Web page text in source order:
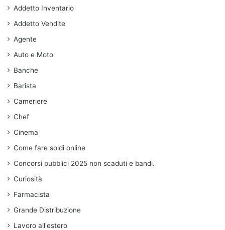
Addetto Inventario
Addetto Vendite
Agente
Auto e Moto
Banche
Barista
Cameriere
Chef
Cinema
Come fare soldi online
Concorsi pubblici 2025 non scaduti e bandi.
Curiosità
Farmacista
Grande Distribuzione
Lavoro all'estero